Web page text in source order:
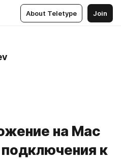
About Teletype Join
на Mac
к